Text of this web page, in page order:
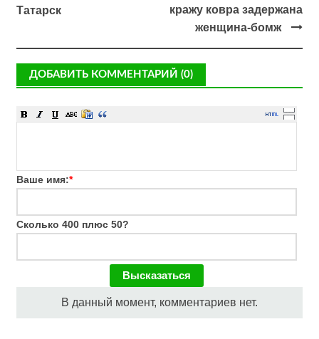
Татарск
кражу ковра задержана
женщина-бомж
ДОБАВИТЬ КОММЕНТАРИЙ (0)
Ваше имя:*
Сколько 400 плюс 50?
В данный момент, комментариев нет.